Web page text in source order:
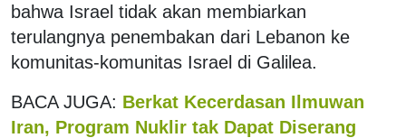
bahwa Israel tidak akan membiarkan
terulangnya penembakan dari Lebanon ke
komunitas-komunitas Israel di Galilea.
BACA JUGA: Berkat Kecerdasan Ilmuwan
Iran, Program Nuklir tak Dapat Diserang